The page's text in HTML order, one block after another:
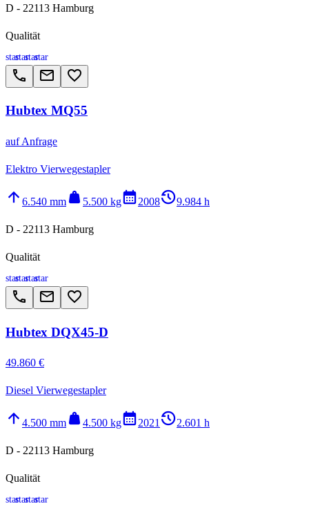
D - 22113 Hamburg
Qualität
starstarstarstar
call email favorite_border
Hubtex MQ55
auf Anfrage
Elektro Vierwegestapler
arrow_upward 6.540 mm weight 5.500 kgcalendar_month2008history_29.984 h
D - 22113 Hamburg
Qualität
starstarstarstar
call email favorite_border
Hubtex DQX45-D
49.860 €
Diesel Vierwegestapler
arrow_upward 4.500 mm weight 4.500 kgcalendar_month2021 history_22.601 h
D - 22113 Hamburg
Qualität
starstarstarstar